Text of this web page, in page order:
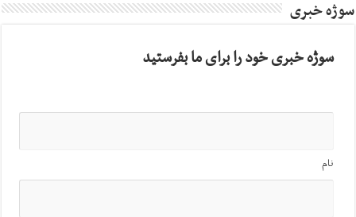
سوژه خبری
سوژه خبری خود را برای ما بفرستید
نام